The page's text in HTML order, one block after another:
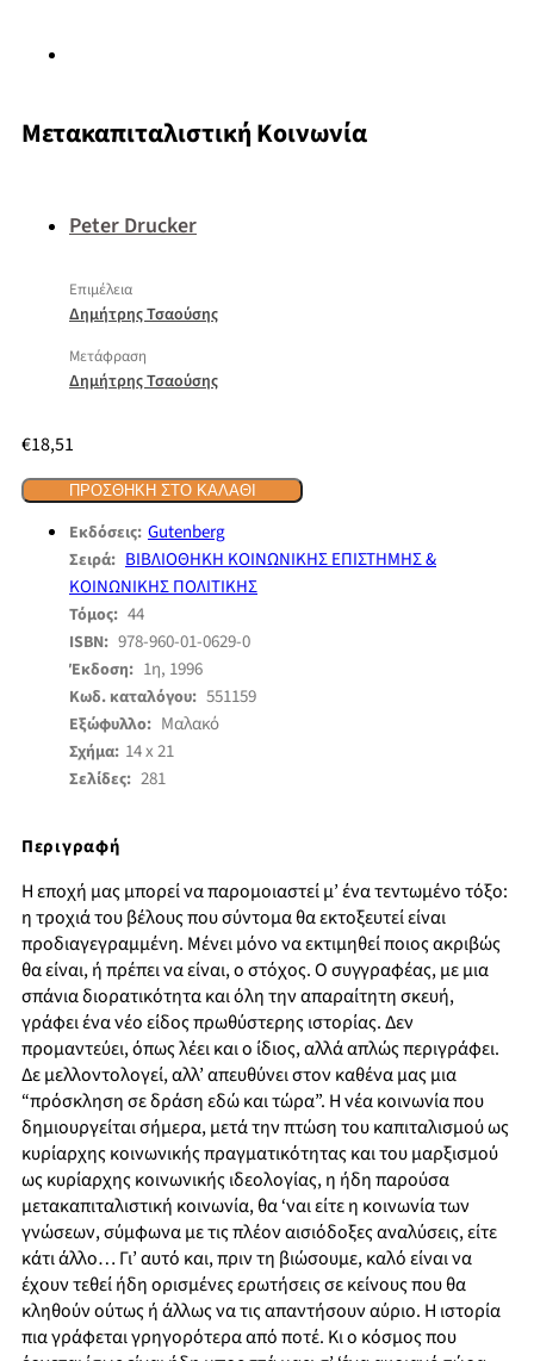
Μετακαπιταλιστική Κοινωνία
Peter Drucker
Επιμέλεια
Δημήτρης Τσαούσης
Μετάφραση
Δημήτρης Τσαούσης
€18,51
ΠΡΟΣΘΉΚΗ ΣΤΟ ΚΑΛΆΘΙ
Εκδόσεις: Gutenberg
Σειρά: ΒΙΒΛΙΟΘΗΚΗ ΚΟΙΝΩΝΙΚΗΣ ΕΠΙΣΤΗΜΗΣ &
ΚΟΙΝΩΝΙΚΗΣ ΠΟΛΙΤΙΚΗΣ
Τόμος: 44
ISBN: 978-960-01-0629-0
Έκδοση: 1η, 1996
Κωδ. καταλόγου: 551159
Εξώφυλλο: Μαλακό
Σχήμα: 14 x 21
Σελίδες: 281
Περιγραφή
Η εποχή μας μπορεί να παρομοιαστεί μ’ ένα τεντωμένο τόξο:
η τροχιά του βέλους που σύντομα θα εκτοξευτεί είναι
προδιαγεγραμμένη. Μένει μόνο να εκτιμηθεί ποιος ακριβώς
θα είναι, ή πρέπει να είναι, ο στόχος. Ο συγγραφέας, με μια
σπάνια διορατικότητα και όλη την απαραίτητη σκευή,
γράφει ένα νέο είδος πρωθύστερης ιστορίας. Δεν
προμαντεύει, όπως λέει και ο ίδιος, αλλά απλώς περιγράφει.
Δε μελλοντολογεί, αλλ’ απευθύνει στον καθένα μας μια
“πρόσκληση σε δράση εδώ και τώρα”. Η νέα κοινωνία που
δημιουργείται σήμερα, μετά την πτώση του καπιταλισμού ως
κυρίαρχης κοινωνικής πραγματικότητας και του μαρξισμού
ως κυρίαρχης κοινωνικής ιδεολογίας, η ήδη παρούσα
μετακαπιταλιστική κοινωνία, θα ‘ναι είτε η κοινωνία των
γνώσεων, σύμφωνα με τις πλέον αισιόδοξες αναλύσεις, είτε
κάτι άλλο… Γι’ αυτό και, πριν τη βιώσουμε, καλό είναι να
έχουν τεθεί ήδη ορισμένες ερωτήσεις σε κείνους που θα
κληθούν ούτως ή άλλως να τις απαντήσουν αύριο. Η ιστορία
πια γράφεται γρηγορότερα από ποτέ. Κι ο κόσμος που